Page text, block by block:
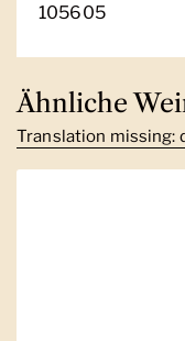
105605
Ähnliche
Translation missing: